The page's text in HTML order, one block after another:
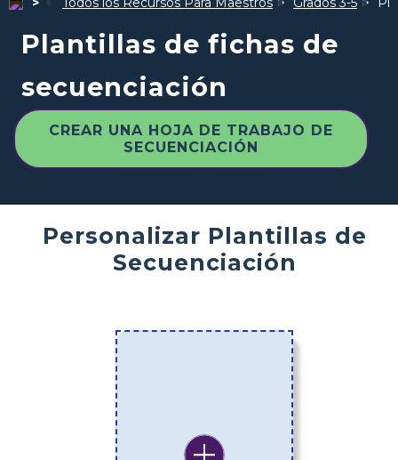
Plantillas de fichas de
secuenciación
CREAR UNA HOJA DE TRABAJO DE
SECUENCIACIÓN
Personalizar Plantillas de
Secuenciación